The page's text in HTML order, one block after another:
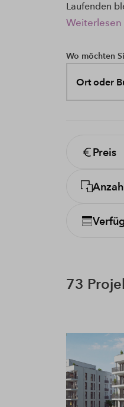
Laufenden
Weiterlesen
Wo möchten
Ort oder
Preis
73